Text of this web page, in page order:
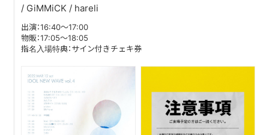
CONTACT
FANLETTER
/ GiMMiCK / hareli
出演：16:40〜17:00
物販：17:05〜18:05
指名入場特典：サイン付きチェキ券